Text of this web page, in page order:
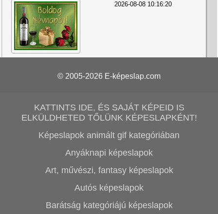
2026-08-08 10:16:20
© 2005-2026 E-képeslap.com
KATTINTS IDE, ÉS SAJÁT KÉPEID IS
ELKÜLDHETED TŐLÜNK KÉPESLAPKÉNT!
Képeslapok animált gif kategóriában
Anyáknapi képeslapok
Art, művészi, fantasy képeslapok
Autós képeslapok
Barátság kategóriájú képeslapok